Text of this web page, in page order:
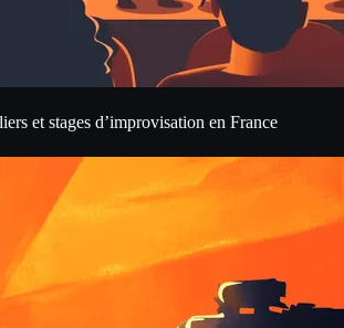
et stages d’improvisation en France